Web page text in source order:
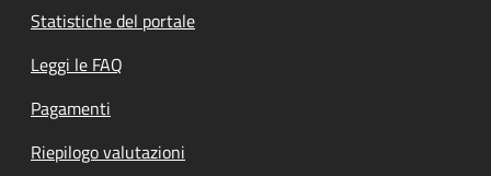
Statistiche del portale
Leggi le FAQ
Pagamenti
Riepilogo valutazioni